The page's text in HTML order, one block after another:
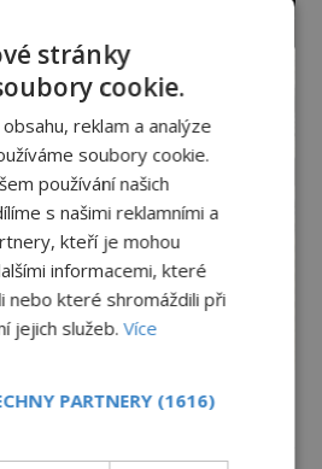
stránky
cookie.
reklam a analýze
soubory cookie.
používání našich
s našimi reklamními a
kteří je mohou
informacemi, které
nebo které shromáždili při
jejich služeb.Více
PARTNERY (1616)